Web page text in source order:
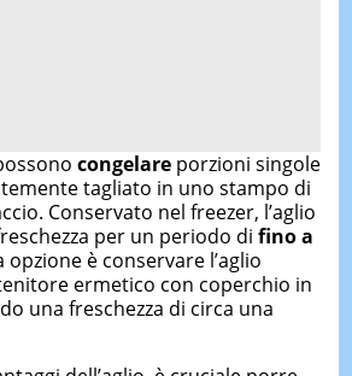
congelareporzioni singole
tagliato in uno stampo di
Conservato nel freezer, l’aglio
per un periodo di fino a
opzione è conservare l’aglio
ermetico con coperchio in
una freschezza di circa una